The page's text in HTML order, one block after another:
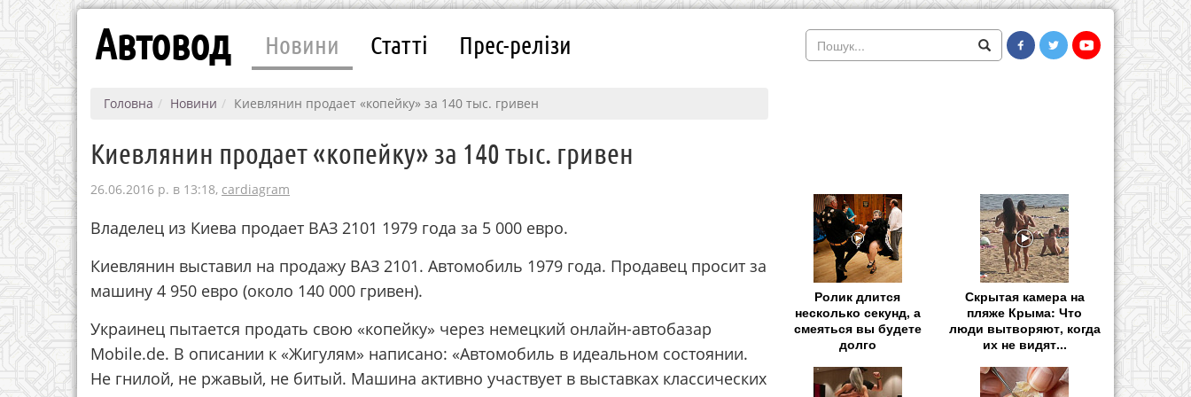
Автовод Новини Статті Прес-релізи
Головна Новини Киевлянин продает «копейку» за 140 тыс. гривен
Киевлянин продает «копейку» за 140 тыс. гривен
26.06.2016 р. в 13:18, cardiagram
Владелец из Киева продает ВАЗ 2101 1979 года за 5 000 евро.
Киевлянин выставил на продажу ВАЗ 2101. Автомобиль 1979 года. Продавец просит за
машину 4 950 евро (около 140 000 гривен).
Украинец пытается продать свою «копейку» через немецкий онлайн-автобазар
Mobile.de. В описании к «Жигулям» написано: «Автомобиль в идеальном состоянии.
Не гнилой, не ржавый, не битый. Машина активно участвует в выставках классических
Ролик длится
несколько секунд, а
смеяться вы будете
долго
Скрытая камера на
пляже Крыма: Что
люди вытворяют, когда
их не видят...